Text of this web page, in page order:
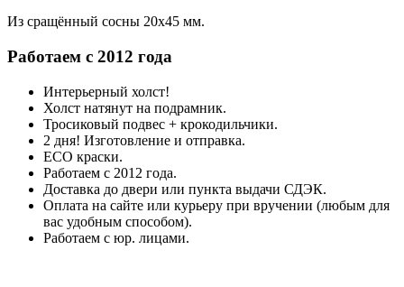
Из сращённый сосны 20x45 мм.
Работаем с 2012 года
Интерьерный холст!
Холст натянут на подрамник.
Тросиковый подвес + крокодильчики.
2 дня! Изготовление и отправка.
ECO краски.
Работаем с 2012 года.
Доставка до двери или пункта выдачи СДЭК.
Оплата на сайте или курьеру при вручении (любым для
вас удобным способом).
Работаем с юр. лицами.